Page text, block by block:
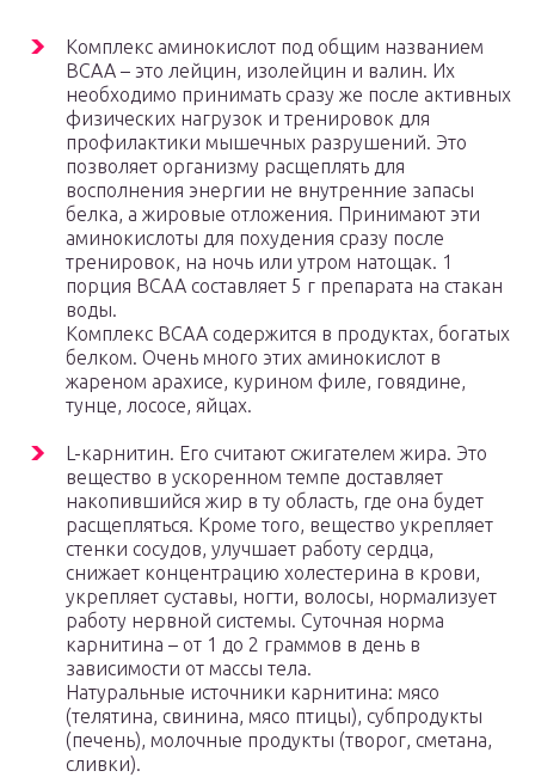
Комплекс аминокислот под общим названием
ВСАА – это лейцин, изолейцин и валин. Их
необходимо принимать сразу же после активных
физических нагрузок и тренировок для
профилактики мышечных разрушений. Это
позволяет организму расщеплять для
восполнения энергии не внутренние запасы
белка, а жировые отложения. Принимают эти
аминокислоты для похудения сразу после
тренировок, на ночь или утром натощак. 1
порция ВСАА составляет 5 г препарата на стакан
воды.
Комплекс ВСАА содержится в продуктах, богатых
белком. Очень много этих аминокислот в
жареном арахисе, курином филе, говядине,
тунце, лососе, яйцах.
L-карнитин. Его считают сжигателем жира. Это
вещество в ускоренном темпе доставляет
накопившийся жир в ту область, где она будет
расщепляться. Кроме того, вещество укрепляет
стенки сосудов, улучшает работу сердца,
снижает концентрацию холестерина в крови,
укрепляет суставы, ногти, волосы, нормализует
работу нервной системы. Суточная норма
карнитина – от 1 до 2 граммов в день в
зависимости от массы тела.
Натуральные источники карнитина: мясо
(телятина, свинина, мясо птицы), субпродукты
(печень), молочные продукты (творог, сметана,
сливки).